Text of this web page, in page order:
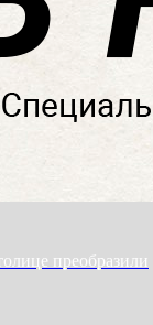
преобразили